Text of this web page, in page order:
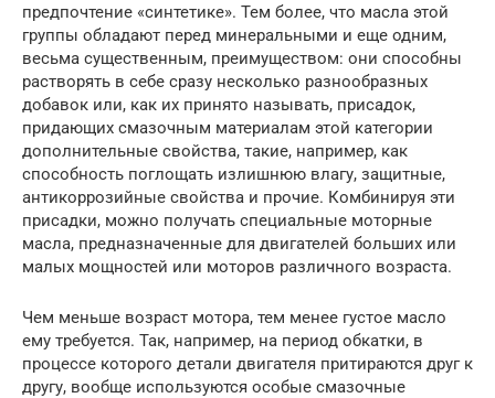
предпочтение «синтетике». Тем более, что масла этой
группы обладают перед минеральными и еще одним,
весьма существенным, преимуществом: они способны
растворять в себе сразу несколько разнообразных
добавок или, как их принято называть, присадок,
придающих смазочным материалам этой категории
дополнительные свойства, такие, например, как
способность поглощать излишнюю влагу, защитные,
антикоррозийные свойства и прочие. Комбинируя эти
присадки, можно получать специальные моторные
масла, предназначенные для двигателей больших или
малых мощностей или моторов различного возраста.
Чем меньше возраст мотора, тем менее густое масло
ему требуется. Так, например, на период обкатки, в
процессе которого детали двигателя притираются друг к
другу, вообще используются особые смазочные